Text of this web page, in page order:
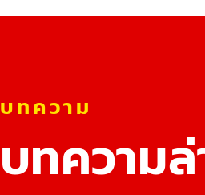
บทความ
บทความ